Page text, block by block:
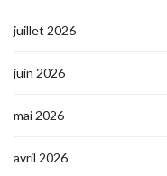
juillet 2026
juin 2026
mai 2026
avril 2026